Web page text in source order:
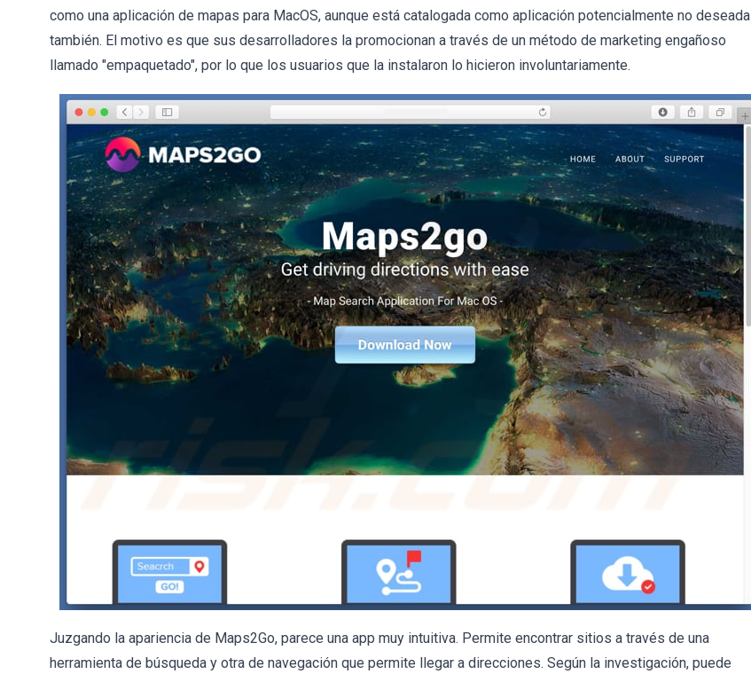
como una aplicación de mapas para MacOS, aunque está catalogada como aplicación potencialmente no deseada
también. El motivo es que sus desarrolladores la promocionan a través de un método de marketing engañoso
llamado "empaquetado", por lo que los usuarios que la instalaron lo hicieron involuntariamente.
Juzgando la apariencia de Maps2Go, parece una app muy intuitiva. Permite encontrar sitios a través de una
herramienta de búsqueda y otra de navegación que permite llegar a direcciones. Según la investigación, puede